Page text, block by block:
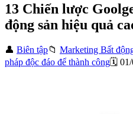
13 Chiến lược
động sản hiệu quả
👤 Biên tập📁 Marketing Bất
pháp độc đáo để thành công🗓️ 01/